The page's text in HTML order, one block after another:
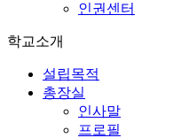
인권센터
학교소개
설립목적
총장실
인사말
프로필